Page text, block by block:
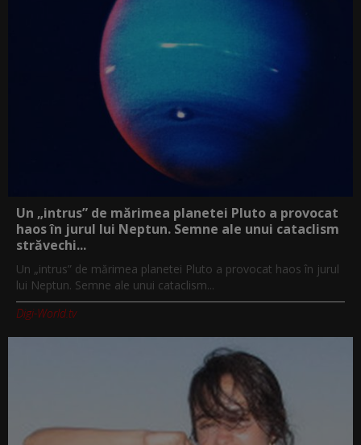
Un „intrus” de mărimea planetei Pluto a provocat
haos în jurul lui Neptun. Semne ale unui cataclism
străvechi...
Un „intrus” de mărimea planetei Pluto a provocat haos în jurul
lui Neptun. Semne ale unui cataclism...
Digi-World.tv